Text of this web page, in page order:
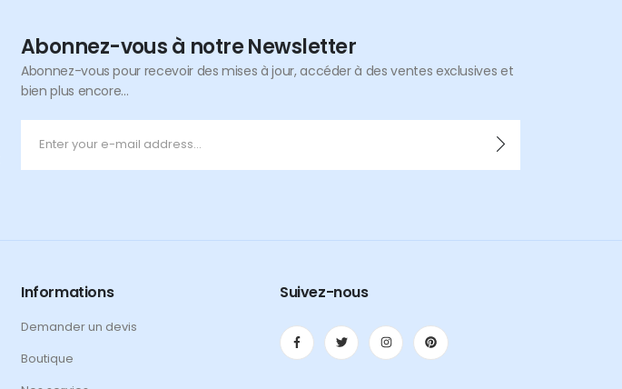
Abonnez-vous à notre Newsletter
Abonnez-vous pour recevoir des mises à jour, accéder à des ventes exclusives et
bien plus encore...
Informations
Demander un devis
Boutique
Suivez-nous